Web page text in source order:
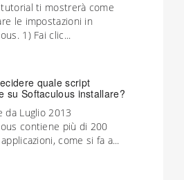
ti mostrerà come
le impostazioni in
1) Fai clic...
quale script
su Softaculous installare?
da Luglio 2013
contiene più di 200
come si fa a...